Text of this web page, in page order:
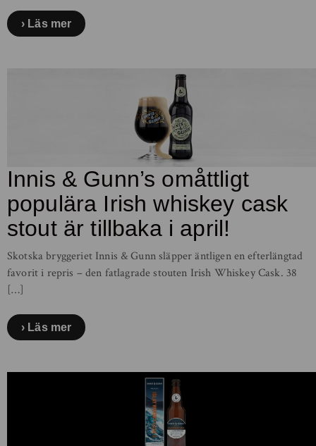
Läs mer
Innis & Gunn’s omåttligt
populära Irish whiskey cask
stout är tillbaka i april!
Skotska bryggeriet Innis & Gunn släpper äntligen en efterlängtad
favorit i repris – den fatlagrade stouten Irish Whiskey Cask. 38
[…]
Läs mer